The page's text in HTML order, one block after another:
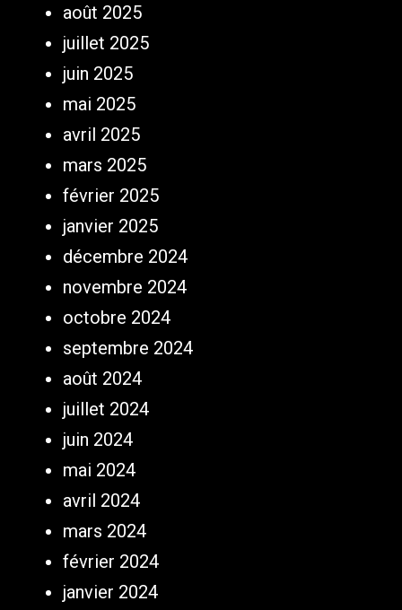
août 2025
juillet 2025
juin 2025
mai 2025
avril 2025
mars 2025
février 2025
janvier 2025
décembre 2024
novembre 2024
octobre 2024
septembre 2024
août 2024
juillet 2024
juin 2024
mai 2024
avril 2024
mars 2024
février 2024
janvier 2024